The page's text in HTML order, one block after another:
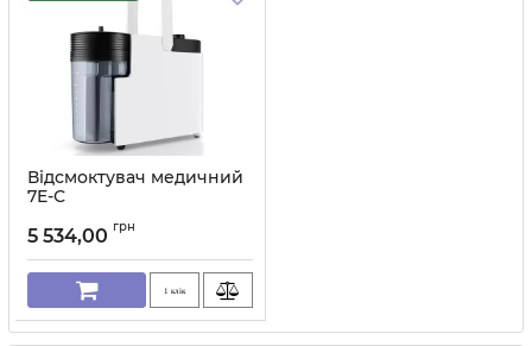
Відсмоктувач медичний
7E-С
5 534,00 грн
1 клік